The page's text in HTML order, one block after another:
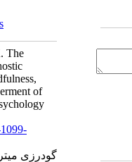
The
of
گودرزی